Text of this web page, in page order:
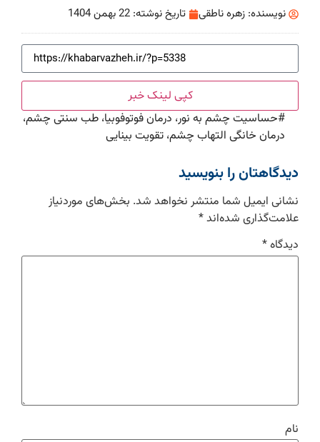
نویسنده: زهره ناطقی تاریخ نوشته: 22 بهمن 1404
کپی لینک خبر
#حساسیت چشم به نور، درمان فوتوفوبیا، طب سنتی چشم،
درمان خانگی التهاب چشم، تقویت بینایی
دیدگاهتان را بنویسید
نشانی ایمیل شما منتشر نخواهد شد. بخش‌های موردنیاز
علامت‌گذاری شده‌اند*
دیدگاه*
نام